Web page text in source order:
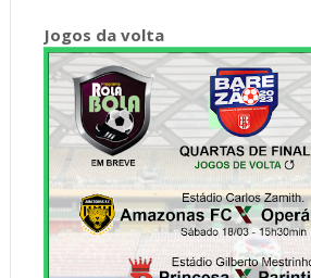
Jogos da volta